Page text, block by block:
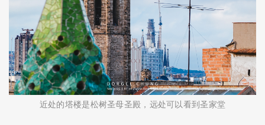
近处的塔楼是松树圣母圣殿，远处可以看到圣家堂